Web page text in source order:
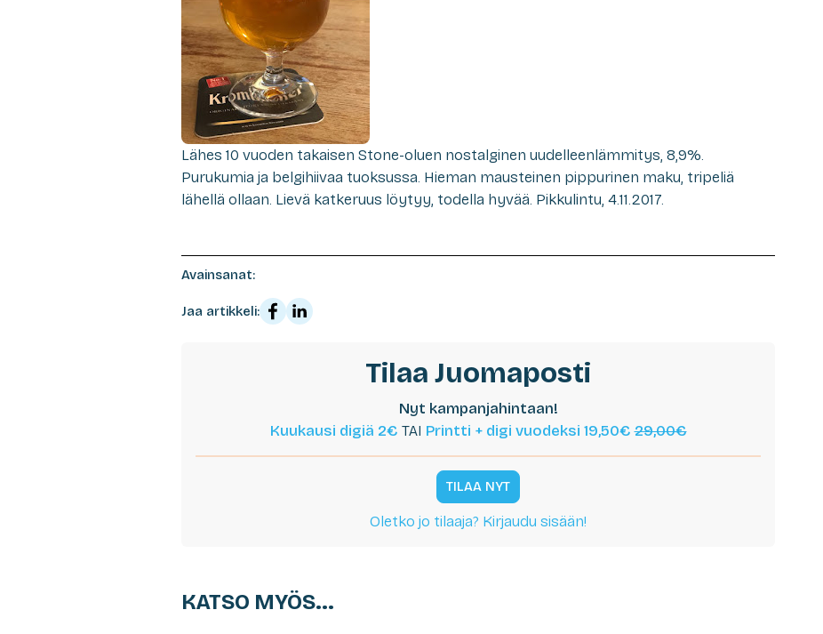
Lähes 10 vuoden takaisen Stone-oluen nostalginen uudelleenlämmitys, 8,9%.
Purukumia ja belgihiivaa tuoksussa. Hieman mausteinen pippurinen maku, tripeliä
lähellä ollaan. Lievä katkeruus löytyy, todella hyvää. Pikkulintu, 4.11.2017.
Avainsanat:
Jaa artikkeli:
Tilaa Juomaposti
Nyt kampanjahintaan!
Kuukausi digiä 2€ TAI Printti + digi vuodeksi 19,50€29,00€
TILAA NYT
Oletko jo tilaaja? Kirjaudu sisään!
KATSO MYÖS...